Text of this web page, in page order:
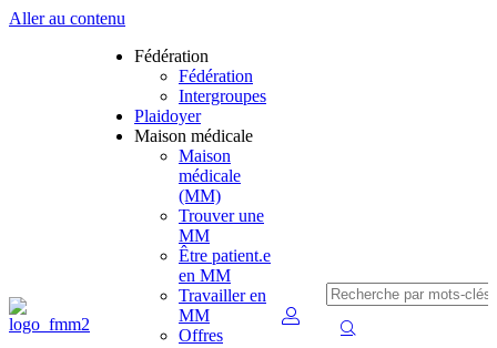
Aller au contenu
Fédération
Fédération
Intergroupes
Plaidoyer
Maison médicale
Maison
médicale
(MM)
Trouver une
MM
Être patient.e
en MM
Travailler en
MM
Offres